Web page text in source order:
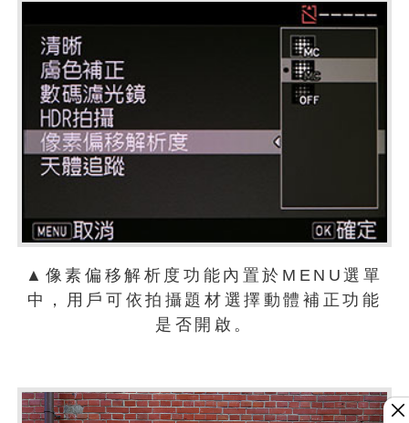
▲像素偏移解析度功能內置於MENU選單
中，用戶可依拍攝題材選擇動體補正功能
是否開啟。